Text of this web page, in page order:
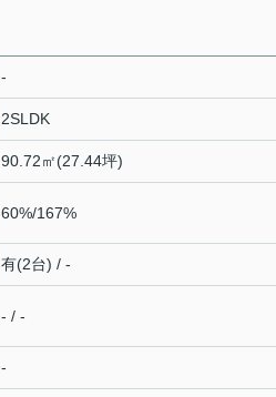
-
2SLDK
90.72㎡(27.44坪)
60%/167%
有(2台) / -
- / -
-